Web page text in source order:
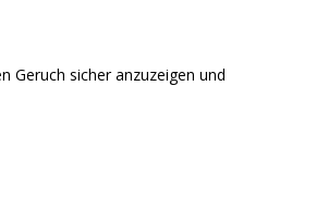
Geruch sicher anzuzeigen und